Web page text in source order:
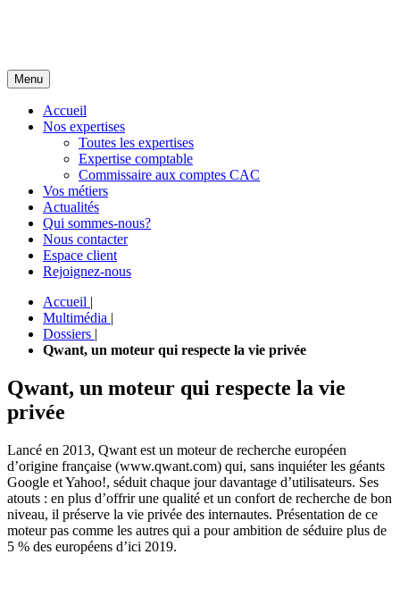
Menu
Accueil
Nos expertises
Toutes les expertises
Expertise comptable
Commissaire aux comptes CAC
Vos métiers
Actualités
Qui sommes-nous?
Nous contacter
Espace client
Rejoignez-nous
Accueil |
Multimédia |
Dossiers |
Qwant, un moteur qui respecte la vie privée
Qwant, un moteur qui respecte la vie
privée
Lancé en 2013, Qwant est un moteur de recherche européen
d’origine française (www.qwant.com) qui, sans inquiéter les géants
Google et Yahoo!, séduit chaque jour davantage d’utilisateurs. Ses
atouts : en plus d’offrir une qualité et un confort de recherche de bon
niveau, il préserve la vie privée des internautes. Présentation de ce
moteur pas comme les autres qui a pour ambition de séduire plus de
5 % des européens d’ici 2019.